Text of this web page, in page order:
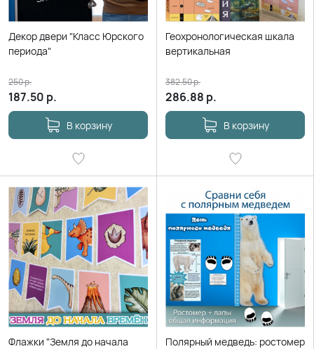
Декор двери "Класс Юрского
периода"
187.50 р.
250р.
В корзину
Геохронологическая шкала
вертикальная
286.88 р.
382.50р.
В корзину
Флажки "Земля до начала
Полярный медведь: ростомер